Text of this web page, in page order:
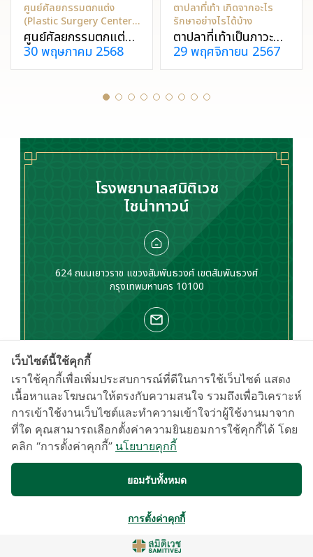
ศูนย์ศัลยกรรมตกแต่ง
(Plastic Surgery Center)
– เสริมความมั่นใจด้วย
มาตรฐานระดับสากล
ศูนย์ศัลยกรรมตกแต่ง
รพ.สมิติเวช ไชน่าทาวน์
ช่วยแก้ปัญหาเรื่องรูป
ลักษณ์และเพิ่มความ
แพทย์ที่มีความ
เชี่ยวชาญโดยเฉพาะ
30 พฤษภาคม 2568
ตาปลาที่เท้า เกิดจากอะไร
รักษาอย่างไรได้บ้าง
ตาปลาที่เท้าเป็นภาวะที่
ผิวหนังแข็งตัวเป็นก้อน
กลมนูน มีจุดดำตรง
กลาง เกิดจากแรงกด
ได้รับการรักษาที่เหมาะ
29 พฤศจิกายน 2567
โรงพยาบาลสมิติเวช
ไชน่าทาวน์
624 ถนนเยาวราช แขวงสัมพันธวงศ์ เขตสัมพันธวงศ์
กรุงเทพมหานคร 10100
Email :
โทร : 02-118-7893
รับข่าวสารและ
เว็บไซต์นี้ใช้คุกกี้
เราใช้คุกกี้เพื่อเพิ่มประสบการณ์ที่ดีในการใช้เว็บไซต์ แสดง
เนื้อหาและโฆษณาให้ตรงกับความสนใจ รวมถึงเพื่อวิเคราะห์
การเข้าใช้งานเว็บไซต์และทำความเข้าใจว่าผู้ใช้งานมาจาก
ที่ใด คุณสามารถเลือกตั้งค่าความยินยอมการใช้คุกกี้ได้ โดย
คลิก “การตั้งค่าคุกกี้” นโยบายคุกกี้
ยอมรับทั้งหมด
การตั้งค่าคุกกี้